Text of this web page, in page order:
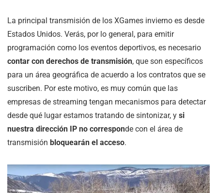
La principal transmisión de los XGames invierno es desde
Estados Unidos. Verás, por lo general, para emitir
programación como los eventos deportivos, es necesario
contar con derechos de transmisión, que son específicos
para un área geográfica de acuerdo a los contratos que se
suscriben. Por este motivo, es muy común que las
empresas de streaming tengan mecanismos para detectar
desde qué lugar estamos tratando de sintonizar, y si
nuestra dirección IP no corresponde con el área de
transmisión bloquearán el acceso.